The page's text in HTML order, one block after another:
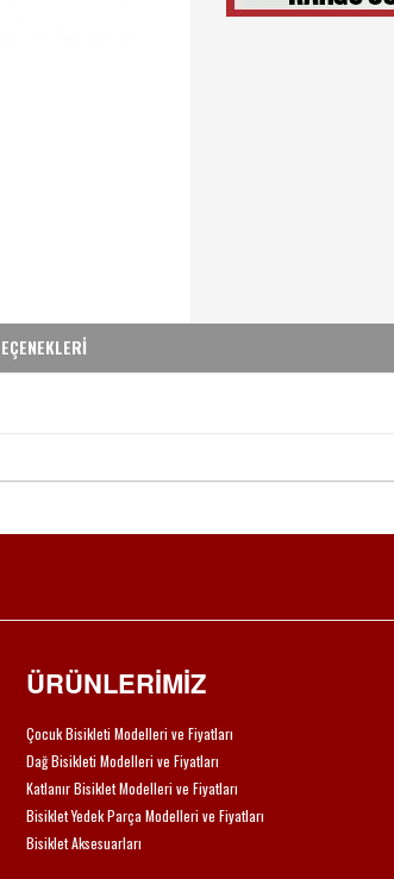
ÜRÜNLERİMİZ
Çocuk Bisikleti Modelleri ve Fiyatları
Dağ Bisikleti Modelleri ve Fiyatları
Katlanır Bisiklet Modelleri ve Fiyatları
Bisiklet Yedek Parça Modelleri ve Fiyatları
Bisiklet Aksesuarları